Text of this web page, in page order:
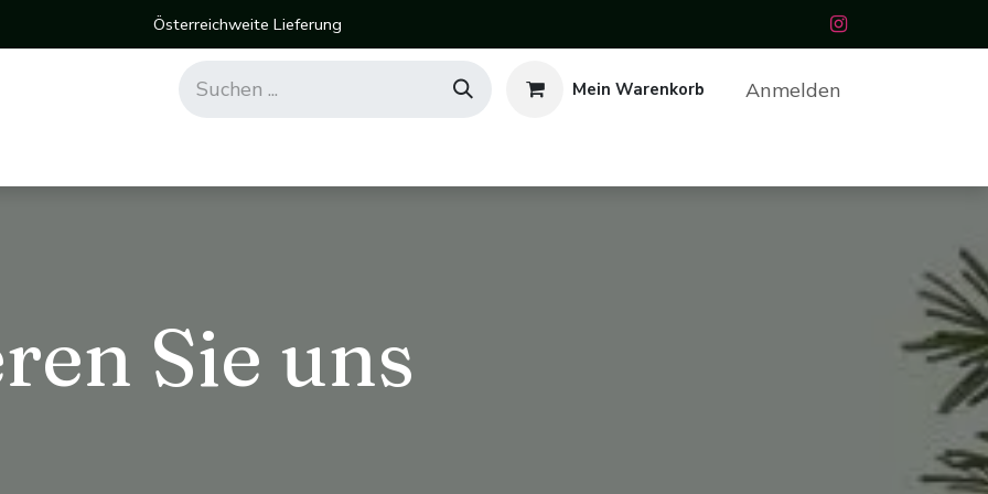
Österreichweite Lieferung
Mein Warenkorb Anmelden
Sie uns